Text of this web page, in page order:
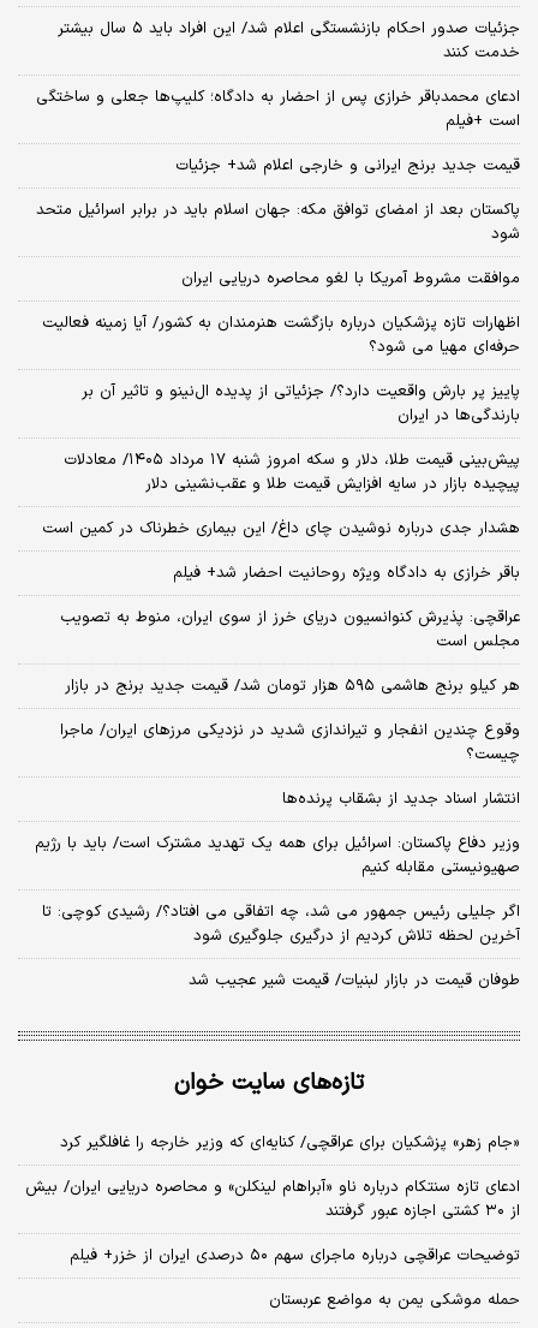
جزئیات صدور احکام بازنشستگی اعلام شد/ این افراد باید ۵ سال بیشتر
خدمت کنند
ادعای محمدباقر خرازی پس از احضار به دادگاه؛ کلیپ‌ها جعلی و ساختگی
است +فیلم
قیمت جدید برنج ایرانی و خارجی اعلام شد+ جزئیات
پاکستان بعد از امضای توافق مکه: جهان اسلام باید در برابر اسرائیل متحد
شود
موافقت مشروط آمریکا با لغو محاصره دریایی ایران
اظهارات تازه پزشکیان درباره بازگشت هنرمندان به کشور/ آیا زمینه فعالیت
حرفه‌ای مهیا می شود؟
پاییز پر بارش واقعیت دارد؟/ جزئیاتی از پدیده ال‌نینو و تاثیر آن بر
بارندگی‌ها در ایران
پیش‌بینی قیمت طلا، دلار و سکه امروز شنبه ۱۷ مرداد ۱۴۰۵/ معادلات
پیچیده بازار در سایه افزایش قیمت طلا و عقب‌نشینی دلار
هشدار جدی درباره نوشیدن چای داغ/ این بیماری خطرناک در کمین است
باقر خرازی به دادگاه ویژه روحانیت احضار شد+ فیلم
عراقچی: پذیرش کنوانسیون دریای خرز از سوی ایران، منوط به تصویب
مجلس است
هر کیلو برنج هاشمی ۵۹۵ هزار تومان شد/ قیمت جدید برنج در بازار
وقوع چندین انفجار و تیراندازی شدید در نزدیکی مرز‌های ایران/ ماجرا
چیست؟
انتشار اسناد جدید از بشقاب پرنده‌ها
وزیر دفاع پاکستان: اسرائیل برای همه یک تهدید مشترک است/ باید با رژیم
صهیونیستی مقابله کنیم
اگر جلیلی رئیس جمهور می شد، چه اتفاقی می افتاد؟/ رشیدی کوچی: تا
آخرین لحظه تلاش کردیم از درگیری جلوگیری شود
طوفان قیمت در بازار لبنیات/ قیمت شیر عجیب شد
تازه‌های سایت خوان
«جام زهر» پزشکیان برای عراقچی/ کنایه‌ای که وزیر خارجه را غافلگیر کرد
ادعای تازه سنتکام درباره ناو «آبراهام لینکلن» و محاصره دریایی ایران/ بیش
از ۳۰ کشتی اجازه عبور گرفتند
توضیحات عراقچی درباره ماجرای سهم ۵۰ درصدی ایران از خزر+ فیلم
حمله موشکی یمن به مواضع عربستان